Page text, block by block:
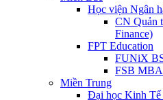
Học viện Ngân
CN Quản
Finance)
FPT Education
FUNiX
FSB MBA
Miền Trung
Đại học Kinh